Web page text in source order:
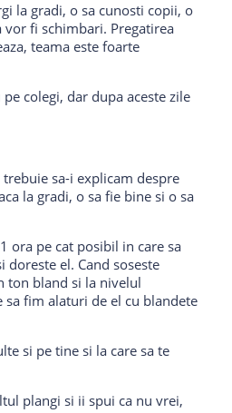
la gradi, o sa cunosti copii, o
vor fi schimbari. Pregatirea
teama este foarte
colegi, dar dupa aceste zile
sa-i explicam despre
la gradi, o sa fie bine si o sa
ora pe cat posibil in care sa
el. Cand soseste
ton bland si la nivelul
sa fim alaturi de el cu blandete
si pe tine si la care sa te
plangi si ii spui ca nu vrei,